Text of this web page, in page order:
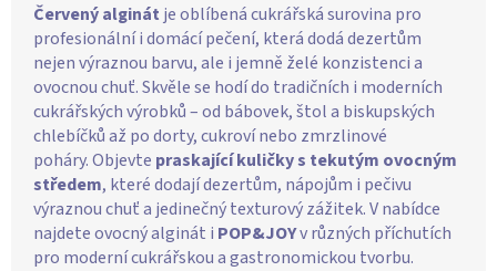
Červený alginát je oblíbená cukrářská surovina pro
profesionální i domácí pečení, která dodá dezertům
nejen výraznou barvu, ale i jemně želé konzistenci a
ovocnou chuť. Skvěle se hodí do tradičních i moderních
cukrářských výrobků – od bábovek, štol a biskupských
chlebíčků až po dorty, cukroví nebo zmrzlinové
poháry. Objevte praskající kuličky s tekutým ovocným
středem, které dodají dezertům, nápojům i pečivu
výraznou chuť a jedinečný texturový zážitek. V nabídce
najdete ovocný alginát i POP&JOYv různých příchutích
pro moderní cukrářskou a gastronomickou tvorbu.